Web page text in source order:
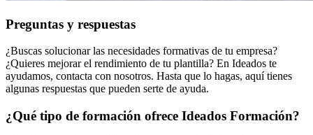
Preguntas y respuestas
¿Buscas solucionar las necesidades formativas de tu empresa?
¿Quieres mejorar el rendimiento de tu plantilla? En Ideados te
ayudamos, contacta con nosotros. Hasta que lo hagas, aquí tienes
algunas respuestas que pueden serte de ayuda.
¿Qué tipo de formación ofrece Ideados Formación?